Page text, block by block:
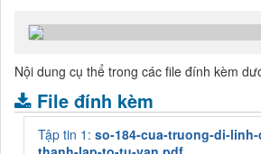
Nội dung cụ thể trong các file đính kèm
File đính kèm
Tập tin 1: so-184-cua-truong-di-